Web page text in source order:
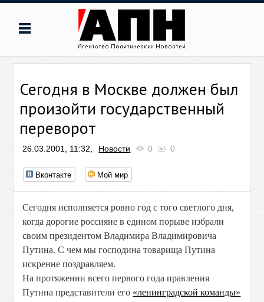
Сегодня в Москве должен был
произойти государственный
переворот
26.03.2001, 11:32, Новости 0 0
Вконтакте Мой мир
Сегодня исполняется ровно год с того светлого дня,
когда дорогие россияне в едином порыве избрали
своим президентом Владимира Владимировича
Путина. С чем мы господина товарища Путина
искренне поздравляем.
На протяжении всего первого года правления
Путина представители его «ленинградской команды»